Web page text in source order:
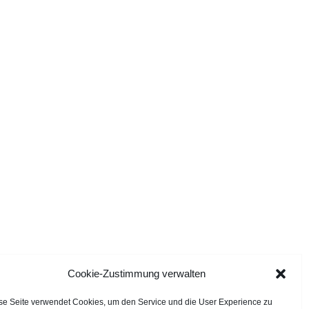
Cookie-Zustimmung verwalten
Seite verwendet Cookies, um den Service und die User Experience zu